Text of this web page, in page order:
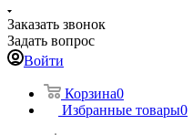
Заказать звонок
Задать вопрос
Войти
Корзина0
Избранные товары0